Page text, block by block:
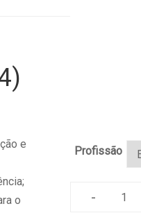
e
o
Profissão
-